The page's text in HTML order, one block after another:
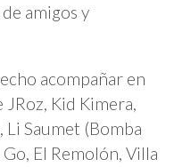
amigos y
acompañar en
JRoz, Kid Kimera,
Li Saumet (Bomba
El Remolón, Villa